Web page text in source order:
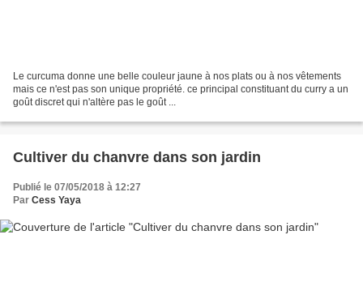
Le curcuma donne une belle couleur jaune à nos plats ou à nos vêtements
mais ce n'est pas son unique propriété. ce principal constituant du curry a un
goût discret qui n'altère pas le goût ...
Cultiver du chanvre dans son jardin
Publié le 07/05/2018 à 12:27
Par Cess Yaya